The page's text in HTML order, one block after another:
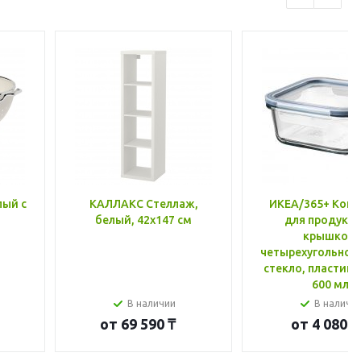
с
КАЛЛАКС Стеллаж,
белый, 42x147 см
В наличии
от 69 590 ₸
ИКЕА/365+
для
крышкой,
стекло, пластик
600 мл
В
от 4 080 ₸